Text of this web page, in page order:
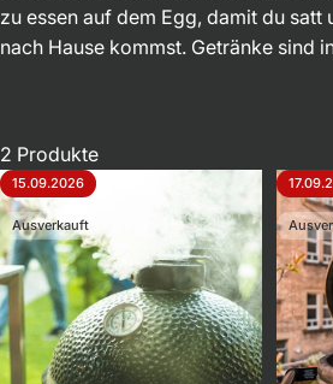
zu essen auf dem Egg, damit du satt
nach Hause kommst. Getränke sind
2 Produkte
15.09.2026
Ausverkauft